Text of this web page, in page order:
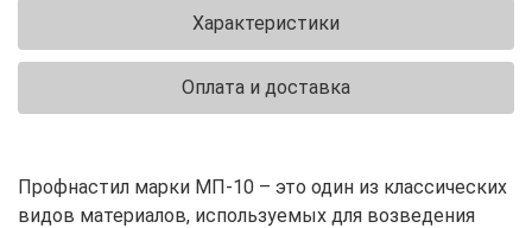
Характеристики
Оплата и доставка
Профнастил марки МП-10 – это один из классических
видов материалов, используемых для возведения